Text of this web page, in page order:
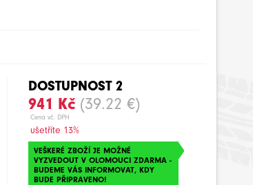
DOSTUPNOST 2
941 Kč (39.22 €)
Cena vč. DPH
ušetříte 13%
VEŠKERÉ ZBOŽÍ JE MOŽNÉ
VYZVEDOUT V OLOMOUCI ZDARMA -
BUDEME VÁS INFORMOVAT, KDY
BUDE PŘIPRAVENO!